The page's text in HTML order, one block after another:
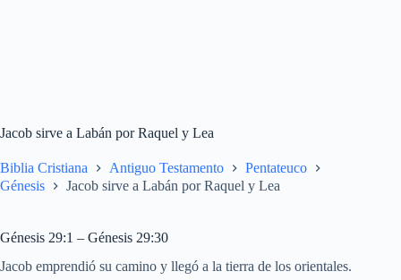
Jacob sirve a Labán por Raquel y Lea
Biblia Cristiana Antiguo Testamento
Pentateuco
Génesis
Jacob sirve a Labán por Raquel y Lea
Génesis 29:1 – Génesis 29:30
Jacob emprendió su camino y llegó a la tierra de los orientales.